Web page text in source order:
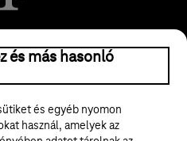
és más hasonló
és egyéb nyomon
használ, amelyek az